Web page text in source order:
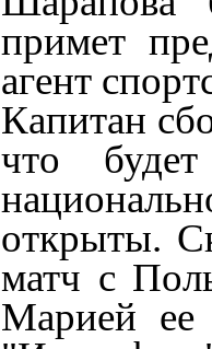
примет
агент
Капитан
что
открыты.
матч с
Марией